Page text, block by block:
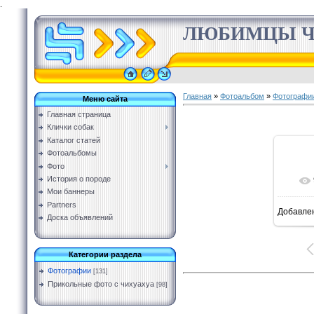
ЛЮБИМЦЫ
Меню сайта
Главная страница
Клички собак
Каталог статей
Фотоальбомы
Фото
История о породе
Мои баннеры
Partners
Доска объявлений
Категории раздела
Фотографии [131]
Прикольные фото с чихуахуа [98]
Главная » Фотоальбом »